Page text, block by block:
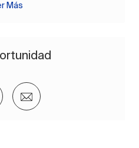
Más
de Facebook
a través de twitter
a través de
Compartir por